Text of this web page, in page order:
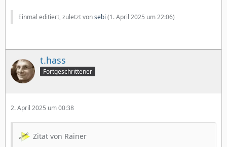
Einmal editiert, zuletzt vonsebi (1. April 2025 um 22:06)
t.hass
Fortgeschrittener
2. April 2025 um 00:38
Zitat von Rainer